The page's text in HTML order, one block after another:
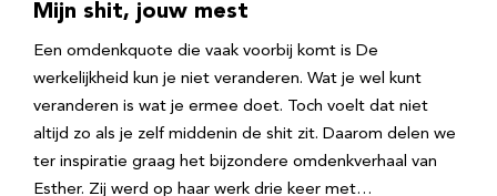
Mijn shit, jouw mest
Een omdenkquote die vaak voorbij komt is De
werkelijkheid kun je niet veranderen. Wat je wel kunt
veranderen is wat je ermee doet. Toch voelt dat niet
altijd zo als je zelf middenin de shit zit. Daarom delen we
ter inspiratie graag het bijzondere omdenkverhaal van
Esther. Zij werd op haar werk drie keer met…